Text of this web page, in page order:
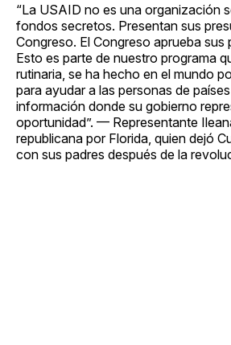
“La USAID no es una organización
fondos secretos. Presentan sus
Congreso. El Congreso aprueba
Esto es parte de nuestro programa
rutinaria, se ha hecho en el mundo
para ayudar a las personas de
información donde su gobierno
oportunidad”. — Representante
republicana por Florida, quien dejó
con sus padres después de la